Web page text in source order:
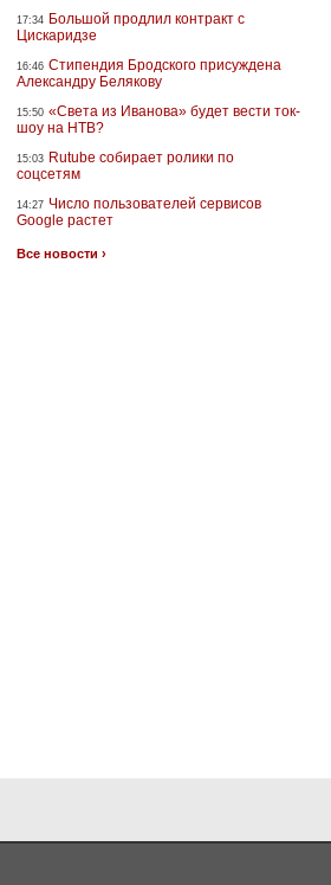
17:34 Большой продлил контракт с
Цискаридзе
16:46 Стипендия Бродского присуждена
Александру Белякову
15:50 «Света из Иванова» будет вести ток-
шоу на НТВ?
15:03 Rutube собирает ролики по
соцсетям
14:27 Число пользователей сервисов
Google растет
Все новости ›